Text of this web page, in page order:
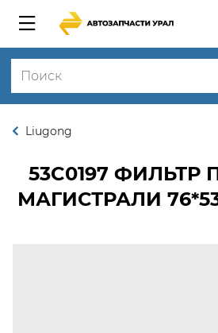
Liugong
53C0197ФИЛЬТР
МАГИСТРАЛИ